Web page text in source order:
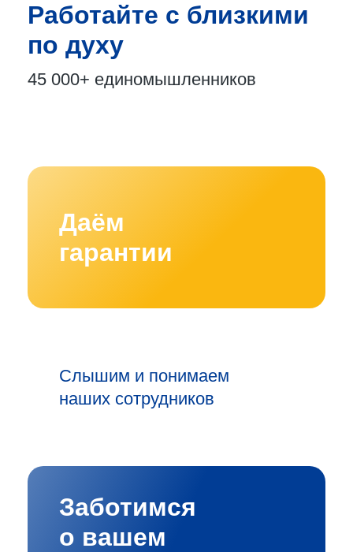
Работайте с близкими
по духу
45 000+ единомышленников
Даём
гарантии
Слышим и понимаем
наших сотрудников
Заботимся
о вашем